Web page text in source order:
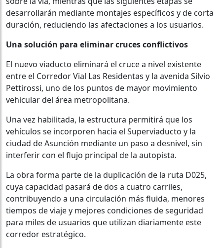
desarrollarán mediante montajes específicos y de corta
duración, reduciendo las afectaciones a los usuarios.
Una solución para eliminar cruces conflictivos
El nuevo viaducto eliminará el cruce a nivel existente
entre el Corredor Vial Las Residentas y la avenida Silvio
Pettirossi, uno de los puntos de mayor movimiento
vehicular del área metropolitana.
Una vez habilitada, la estructura permitirá que los
vehículos se incorporen hacia el Superviaducto y la
ciudad de Asunción mediante un paso a desnivel, sin
interferir con el flujo principal de la autopista.
La obra forma parte de la duplicación de la ruta D025,
cuya capacidad pasará de dos a cuatro carriles,
contribuyendo a una circulación más fluida, menores
tiempos de viaje y mejores condiciones de seguridad
para miles de usuarios que utilizan diariamente este
corredor estratégico.